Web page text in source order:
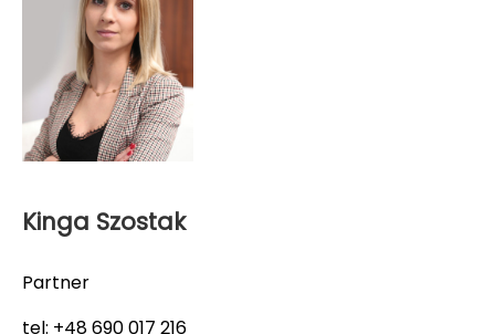
Kinga Szostak
Partner
tel: +48 690 017 216